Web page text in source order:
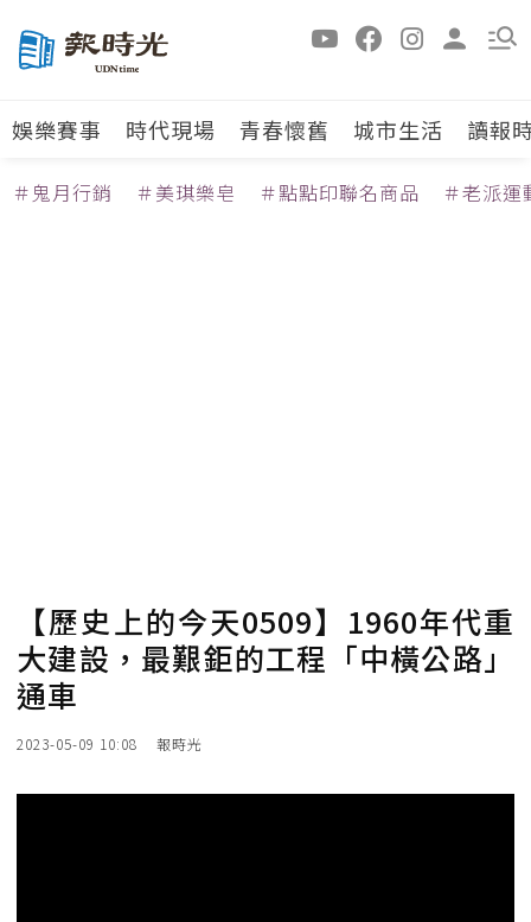
娛樂賽事 時代現場 青春懷舊 城市生活 讀報
＃鬼月行銷 ＃美琪樂皂 ＃點點印聯名商品 ＃老派運
【歷史上的今天0509】1960年代重
大建設，最艱鉅的工程「中橫公路」
通車
2023-05-09 10:08 報時光